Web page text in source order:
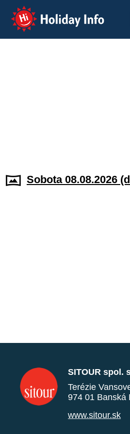
Holiday Info
Sobota 08.08.2026
SITOUR spol.
Terézie
974 01 Banská
www.sitour.sk